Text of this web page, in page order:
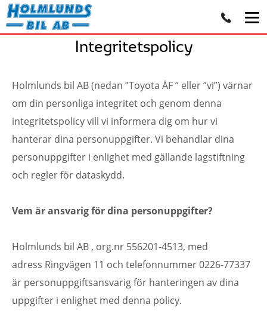
Integritetspolicy
Holmlunds bil AB (nedan ”Toyota ÅF ” eller ”vi”) värnar
om din personliga integritet och genom denna
integritetspolicy vill vi informera dig om hur vi
hanterar dina personuppgifter. Vi behandlar dina
personuppgifter i enlighet med gällande lagstiftning
och regler för dataskydd.
Vem är ansvarig för dina personuppgifter?
Holmlunds bil AB , org.nr 556201-4513, med
adress Ringvägen 11 och telefonnummer 0226-77337
är personuppgiftsansvarig för hanteringen av dina
uppgifter i enlighet med denna policy.